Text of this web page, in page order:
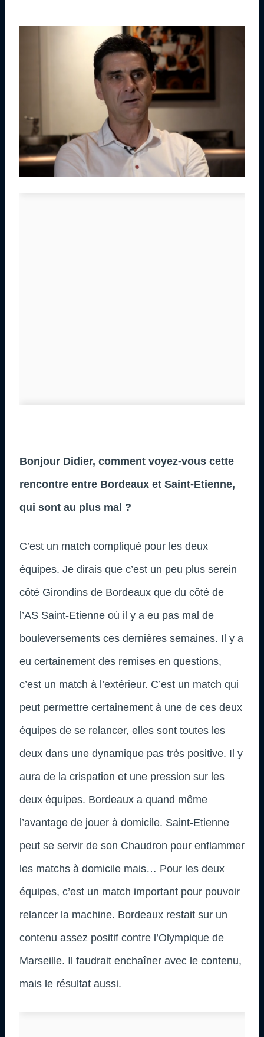
Bonjour Didier, comment voyez-vous cette
rencontre entre Bordeaux et Saint-Etienne,
qui sont au plus mal ?
C’est un match compliqué pour les deux
équipes. Je dirais que c’est un peu plus serein
côté Girondins de Bordeaux que du côté de
l’AS Saint-Etienne où il y a eu pas mal de
bouleversements ces dernières semaines. Il y a
eu certainement des remises en questions,
c’est un match à l’extérieur. C’est un match qui
peut permettre certainement à une de ces deux
équipes de se relancer, elles sont toutes les
deux dans une dynamique pas très positive. Il y
aura de la crispation et une pression sur les
deux équipes. Bordeaux a quand même
l’avantage de jouer à domicile. Saint-Etienne
peut se servir de son Chaudron pour enflammer
les matchs à domicile mais… Pour les deux
équipes, c’est un match important pour pouvoir
relancer la machine. Bordeaux restait sur un
contenu assez positif contre l’Olympique de
Marseille. Il faudrait enchaîner avec le contenu,
mais le résultat aussi.